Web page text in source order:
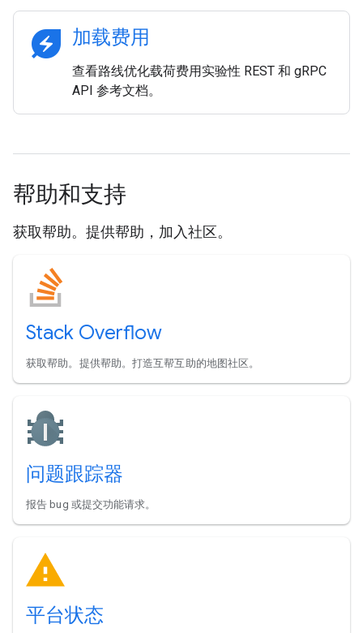
energy_savings_leaf 加载费用
查看路线优化载荷费用实验性 REST 和 gRPC
API 参考文档。
帮助和支持
获取帮助。提供帮助，加入社区。
Stack Overflow
获取帮助。提供帮助。打造互帮互助的地图社区。
问题跟踪器
报告 bug 或提交功能请求。
平台状态